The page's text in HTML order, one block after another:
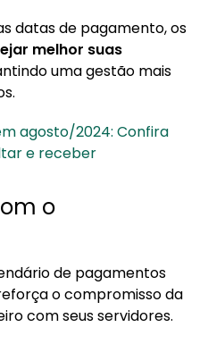
datas de pagamento, os
melhor suas
uma gestão mais
agosto/2024: Confira
e receber
o
de pagamentos
o compromisso da
com seus servidores.